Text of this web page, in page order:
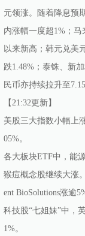
元领涨。随着降息预
内涨幅一度超1%；马
以来新高；韩元兑美
跌1.48%；泰铢、新
民币亦持续拉升至
【21:32更新】
美股三大指数小幅上
05%。
各大板块ETF中，能
猴痘概念股继续大涨
ent BioSolutions涨逾
科技股“七姐妹”中，
1%。